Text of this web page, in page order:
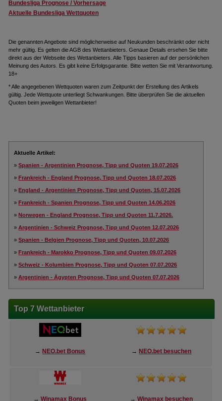
Bundesliga Prognose / Vorhersage
Aktuelle Bundesliga Wettquoten
Die genannten Angebote sind möglicherweise auf Neukunden beschränkt oder nicht
mehr gültig. Es gelten die AGB des Wettanbieters. Genaue Details ersehen Sie bitte
direkt aus der Webseite des Wettanbieters. Alle Tipps basieren auf der persönlichen
Meinung des Autors. Es gibt keine Erfolgsgarantie. Bitte wetten Sie mit Verantwortung.
18+
* Alle angegebenen Wettquoten waren zum Zeitpunkt der Erstellung des Artikels
gültig. Jede Wettquote unterliegt Schwankungen. Bitte überprüfen Sie die aktuellen
Quoten beim jeweiligen Wettanbieter!
Aktuelle Artikel:
»Spanien - Argentinien Prognose, Tipp und Quoten 19.07.2026
»Frankreich - England Prognose, Tipp und Quoten 18.07.2026
»England - Argentinien Prognose, Tipp und Quoten, 15.07.2026
»Frankreich - Spanien Prognose, Tipp und Quoten 14.06.2026
»Norwegen - England Prognose, Tipp und Quoten 11.7.2026.
»Argentinien - Schweiz Prognose, Tipp und Quoten 12.07.2026
»Spanien - Belgien Prognose, Tipp und Quoten, 10.07.2026
»Frankreich - Marokko Prognose, Tipp und Quoten 09.07.2026
»Schweiz - Kolumbien Prognose, Tipp und Quoten 07.07.2026
»Argentinien - Ägypten Prognose, Tipp und Quoten 07.07.2026
Top 7 Wettanbieter
→ NEO.bet Bonus → NEO.bet besuchen
→Winamax Bonus →Winamax besuchen